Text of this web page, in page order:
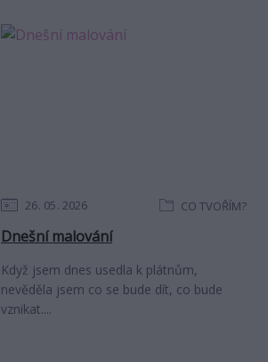
26 05 2026 CO TVOŘÍM?
Dnešní malování
Když jsem dnes usedla k plátnům,
nevěděla jsem co se bude dít, co bude
vznikat....